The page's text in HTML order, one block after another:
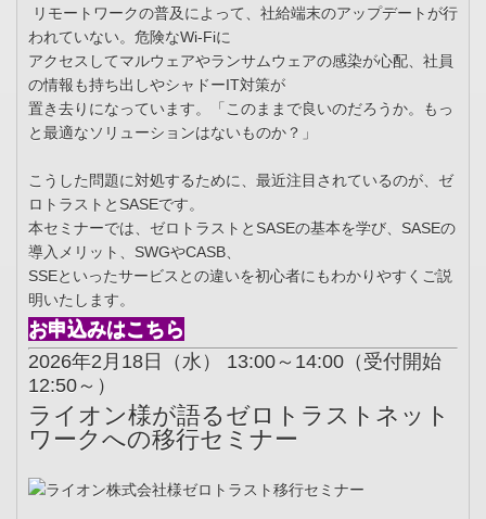
リモートワークの普及によって、社給端末のアップデートが行
われていない。危険なWi-Fiに
アクセスしてマルウェアやランサムウェアの感染が心配、社員
の情報も持ち出しやシャドーIT対策が
置き去りになっています。「このままで良いのだろうか。もっ
と最適なソリューションはないものか？」
こうした問題に対処するために、最近注目されているのが、ゼ
ロトラストとSASEです。
本セミナーでは、ゼロトラストとSASEの基本を学び、SASEの
導入メリット、SWGやCASB、
SSEといったサービスとの違いを初心者にもわかりやすくご説
明いたします。
お申込みはこちら
2026年2月18日（水） 13:00～14:00（受付開始
12:50～）
ライオン様が語るゼロトラストネット
ワークへの移行セミナー